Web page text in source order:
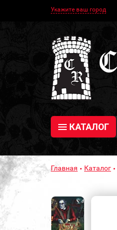
Укажите ваш город
КАТАЛОГ
Главная Каталог